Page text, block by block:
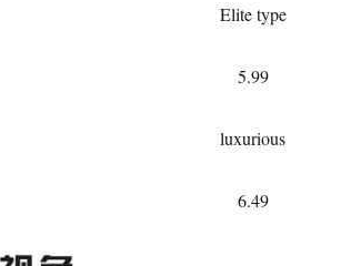
Elite type
5.99
luxurious
6.49